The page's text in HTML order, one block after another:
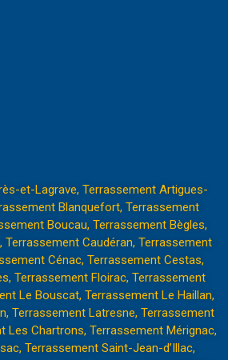
et-Lagrave, Terrassement Artigues-
Blanquefort, Terrassement
Boucau, Terrassement Bègles,
, Terrassement Caudéran, Terrassement
Cénac, Terrassement Cestas,
, Terrassement Floirac, Terrassement
Le Bouscat, Terrassement Le Haillan,
, Terrassement Latresne, Terrassement
Les Chartrons, Terrassement Mérignac,
, Terrassement Saint-Jean-d’Illac,